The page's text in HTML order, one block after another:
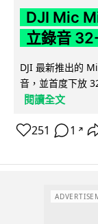
DJI Mic
立錄音
DJI 最新推出的
音，並首度下放
閱讀全文
251 1 ↗